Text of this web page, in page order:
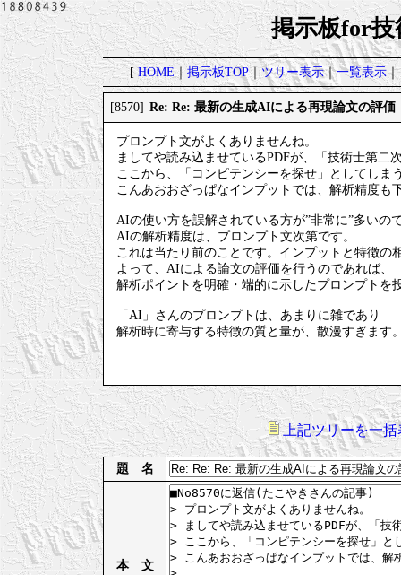
掲示板for技
[HOME｜掲示板TOP｜ツリー表示｜一覧表示｜
[8570] Re: Re: 最新の生成AIによる再現論文の評価
プロンプト文がよくありませんね。
ましてや読み込ませているPDFが、「技術士第二
ここから、「コンピテンシーを探せ」としてし
こんあおおざっぱなインプットでは、解析精度も
AIの使い方を誤解されている方が”非常に”多いの
AIの解析精度は、プロンプト文次第です。
これは当たり前のことです。インプットと特徴の
よって、AIによる論文の評価を行うのであれば、
解析ポイントを明確・端的に示したプロンプトを
「AI」さんのプロンプトは、あまりに雑であり
解析時に寄与する特徴の質と量が、散漫すぎます
上記ツリーを一括
題 名
本 文